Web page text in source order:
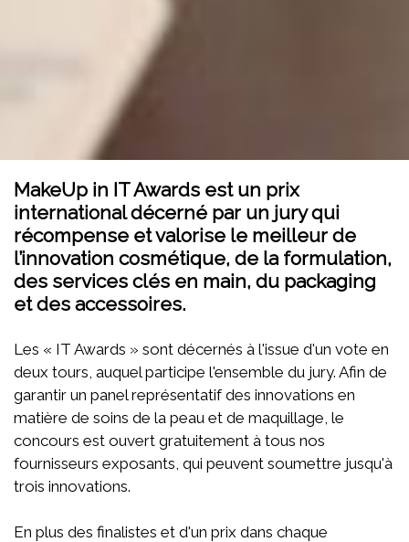
MakeUp in IT Awards est un prix
international décerné par un jury qui
récompense et valorise le meilleur de
l’innovation cosmétique, de la formulation,
des services clés en main, du packaging
et des accessoires.
Les « IT Awards » sont décernés à l'issue d'un vote en
deux tours, auquel participe l'ensemble du jury. Afin de
garantir un panel représentatif des innovations en
matière de soins de la peau et de maquillage, le
concours est ouvert gratuitement à tous nos
fournisseurs exposants, qui peuvent soumettre jusqu'à
trois innovations.
En plus des finalistes et d'un prix dans chaque